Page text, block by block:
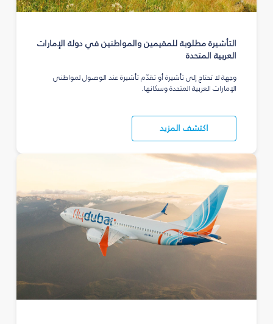
التأشيرة مطلوبة للمقيمين والمواطنين في دولة الإمارات
العربية المتحدة
وجهة لا تحتاج إلى تأشيرة أو تقدّم تأشيرة عند الوصول لمواطني
الإمارات العربية المتحدة وسكانها.
اكتشف المزيد